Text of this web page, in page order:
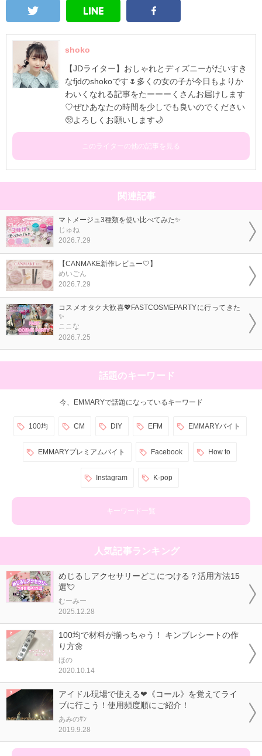
shoko
【JDライター】おしゃれとディズニーがだいすき
なfjdのshokoです🌷多くの女の子が今日もよりか
わいくなれる記事をたーーーくさんお届けします
♡ぜひあなたの時間を少しでも良いのでください
🥺よろしくお願いします🌙
このライターの他の記事を見る
関連記事
マトメージュ3種類を使い比べてみた✨
じゅね
2026.7.29
【CANMAKE新作レビュー🤍】
めいごん
2026.7.29
コスメオタク大歓喜💖FASTCOSMEPARTYに行ってきた
✨
ここな
2026.7.25
話題のキーワード
今、EMMARYで話題になっているキーワード
100均 CM DIY EFM EMMARYバイト
EMMARYプレミアムバイト Facebook How to
Instagram K-pop
キーワード一覧
人気記事ランキング
めじるしアクセサリーどこにつける？活用方法15
選💘
むーみー
2025.12.28
100均で材料が揃っちゃう！ キンブレシートの作
り方🌼
ほの
2020.10.14
アイドル現場で使える❤《コール》を覚えてライ
ブに行こう！使用頻度順にご紹介！
あみのｻﾝ
2019.9.28